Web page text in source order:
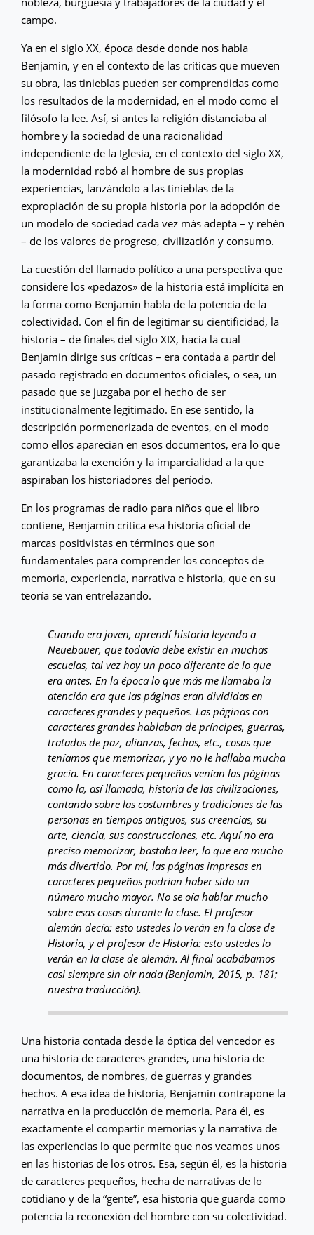
campo.
Ya en el siglo XX, época desde donde nos habla
Benjamin, y en el contexto de las críticas que mueven
su obra, las tinieblas pueden ser comprendidas como
los resultados de la modernidad, en el modo como el
filósofo la lee. Así, si antes la religión distanciaba al
hombre y la sociedad de una racionalidad
independiente de la Iglesia, en el contexto del siglo XX,
la modernidad robó al hombre de sus propias
experiencias, lanzándolo a las tinieblas de la
expropiación de su propia historia por la adopción de
un modelo de sociedad cada vez más adepta – y rehén
– de los valores de progreso, civilización y consumo.
La cuestión del llamado político a una perspectiva que
considere los «pedazos» de la historia está implícita en
la forma como Benjamin habla de la potencia de la
colectividad. Con el fin de legitimar su cientificidad, la
historia – de finales del siglo XIX, hacia la cual
Benjamin dirige sus críticas – era contada a partir del
pasado registrado en documentos oficiales, o sea, un
pasado que se juzgaba por el hecho de ser
institucionalmente legitimado. En ese sentido, la
descripción pormenorizada de eventos, en el modo
como ellos aparecian en esos documentos, era lo que
garantizaba la exención y la imparcialidad a la que
aspiraban los historiadores del período.
En los programas de radio para niños que el libro
contiene, Benjamin critica esa historia oficial de
marcas positivistas en términos que son
fundamentales para comprender los conceptos de
memoria, experiencia, narrativa e historia, que en su
teoría se van entrelazando.
Cuando era joven, aprendí historia leyendo a
Neuebauer, que todavía debe existir en muchas
escuelas, tal vez hoy un poco diferente de lo que
era antes. En la época lo que más me llamaba la
atención era que las páginas eran divididas en
caracteres grandes y pequeños. Las páginas con
caracteres grandes hablaban de príncipes, guerras,
tratados de paz, alianzas, fechas, etc., cosas que
teníamos que memorizar, y yo no le hallaba mucha
gracia. En caracteres pequeños venían las páginas
como la, así llamada, historia de las civilizaciones,
contando sobre las costumbres y tradiciones de las
personas en tiempos antiguos, sus creencias, su
arte, ciencia, sus construcciones, etc. Aquí no era
preciso memorizar, bastaba leer, lo que era mucho
más divertido. Por mí, las páginas impresas en
caracteres pequeños podrian haber sido un
número mucho mayor. No se oía hablar mucho
sobre esas cosas durante la clase. El profesor
alemán decía: esto ustedes lo verán en la clase de
Historia, y el profesor de Historia: esto ustedes lo
verán en la clase de alemán. Al final acabábamos
casi siempre sin oir nada (Benjamin, 2015, p. 181;
nuestra traducción).
Una historia contada desde la óptica del vencedor es
una historia de caracteres grandes, una historia de
documentos, de nombres, de guerras y grandes
hechos. A esa idea de historia, Benjamin contrapone la
narrativa en la producción de memoria. Para él, es
exactamente el compartir memorias y la narrativa de
las experiencias lo que permite que nos veamos unos
en las historias de los otros. Esa, según él, es la historia
de caracteres pequeños, hecha de narrativas de lo
cotidiano y de la “gente”, esa historia que guarda como
potencia la reconexión del hombre con su colectividad.